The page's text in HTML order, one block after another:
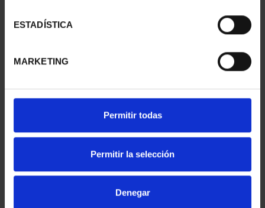
ESTADÍSTICA
MARKETING
Permitir todas
Permitir la selección
Denegar
CAPITALES ESPAÑOLAS
73,00 €